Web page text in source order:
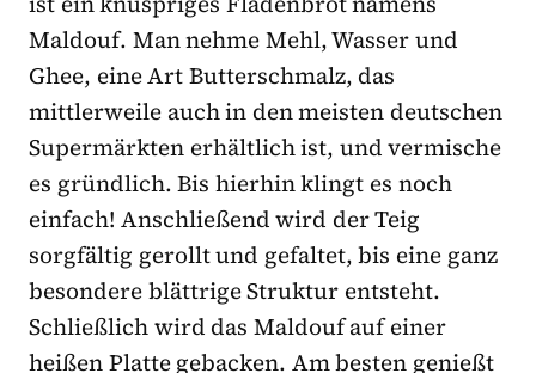
Maldouf. Man nehme Mehl, Wasser und
Ghee, eine Art Butterschmalz, das
mittlerweile auch in den meisten deutschen
Supermärkten erhältlich ist, und vermische
es gründlich. Bis hierhin klingt es noch
einfach! Anschließend wird der Teig
sorgfältig gerollt und gefaltet, bis eine ganz
besondere blättrige Struktur entsteht.
Schließlich wird das Maldouf auf einer
heißen Platte gebacken. Am besten genießt